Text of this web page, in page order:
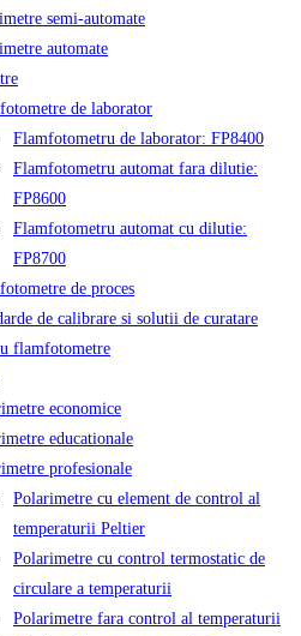
semi-automate
automate
de laborator
Flamfotometru de laborator: FP8400
Flamfotometru automat fara dilutie:
FP8600
Flamfotometru automat cu dilutie:
FP8700
de proces
de calibrare si solutii de curatare
flamfotometre
economice
educationale
profesionale
Polarimetre cu element de control al
temperaturii Peltier
Polarimetre cu control termostatic de
circulare a temperaturii
Polarimetre fara control al temperaturii